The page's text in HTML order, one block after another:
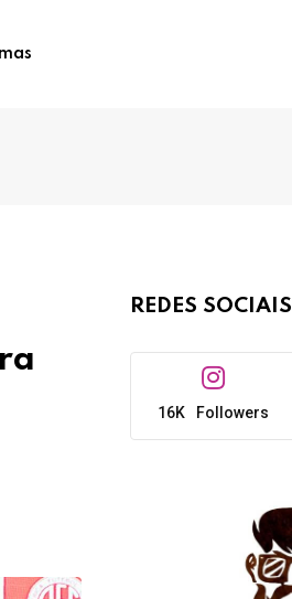
REDES SOCIAIS
16K Followers